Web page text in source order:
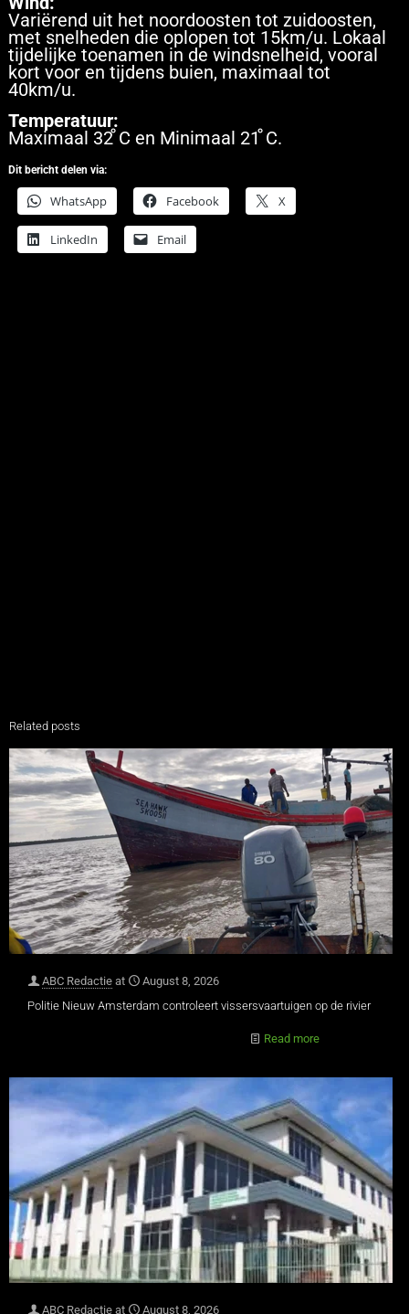
Variërend uit het noordoosten tot zuidoosten,
met snelheden die oplopen tot 15km/u. Lokaal
tijdelijke toenamen in de windsnelheid, vooral
kort voor en tijdens buien, maximaal tot
40km/u.
Temperatuur:
Maximaal 32 ̊C en Minimaal 21 ̊C.
Dit bericht delen via:
WhatsApp Facebook X
LinkedIn Email
Related posts
ABC Redactie at
August 8, 2026
Politie Nieuw Amsterdam controleert vissersvaartuigen op de rivier
Read more
ABC Redactie at August 8, 2026